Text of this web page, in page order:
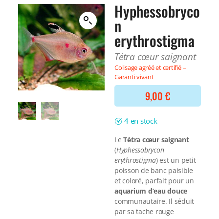
BONNES AFFAIRES
Voir tout
DERNIERS ARRIVAGES
Voir tout
Filtre interne
Voir tout
NOURRITURE
Nourriture Lyophilisée
Nourriture sèche
Nourriture vivante
Spéciale herbivores
Spécifique
TRAITEMENT DE L'EAU
Spécial bassin
Additifs
Engrais
Voir tout
BONNES AFFAIRES
Voir tout
DERNIERS ARRIVAGES
Hyphessobryco
n
erythrostigma
Tétra cœur saignant
Colisage agréé et certifié –
Garanti vivant
9,00 €
4 en stock
LeTétra cœur saignant
(Hyphessobrycon
erythrostigma) est un petit
poisson de banc paisible
et coloré, parfait pour un
aquarium d’eau douce
communautaire. Il séduit
par sa tache rouge